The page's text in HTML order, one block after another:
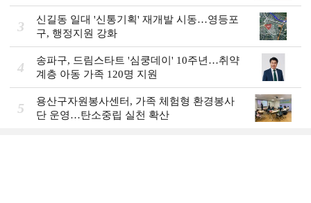
3
신길동 일대 '신통기획' 재개발 시동…영등포
구, 행정지원 강화
4
송파구, 드림스타트 '심쿵데이' 10주년…취약
계층 아동 가족 120명 지원
5
용산구자원봉사센터, 가족 체험형 환경봉사
단 운영…탄소중립 실천 확산